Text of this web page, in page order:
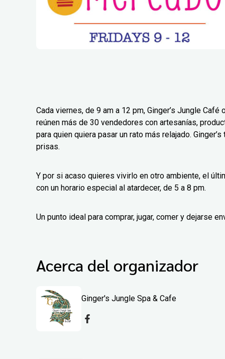
Cada viernes, de 9 am a 12 pm, Ginger’s Jungle
reúnen más de 30 vendedores con artesanías,
para quien quiera pasar un rato más relajado.
prisas.
Y por si acaso quieres vivirlo en otro ambiente, el
con un horario especial al atardecer, de 5 a 8 pm.
Un punto ideal para comprar, jugar, comer y dejarse
Acerca del organizador
Ginger's Jungle Spa & Cafe